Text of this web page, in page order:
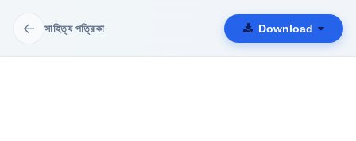
← সাহিত্য পত্রিকা Download